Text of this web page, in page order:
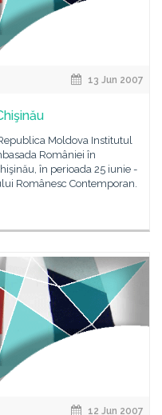
13 Jun 2007
Moldova Institutul
României în
în perioada 25 iunie -
Românesc Contemporan.
12 Jun 2007